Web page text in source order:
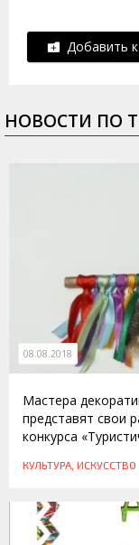
Добавить
НОВОСТИ ПО
08.08.2018
Мастера
представят свои
конкурса
КУЛЬТУРА, ИСКУССТВО